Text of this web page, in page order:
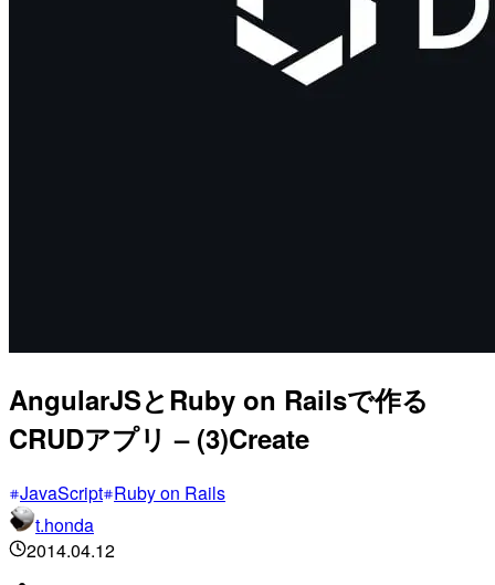
AngularJSとRuby on Railsで作る
CRUDアプリ – (3)Create
JavaScript Ruby on Rails
t.honda
2014.04.12